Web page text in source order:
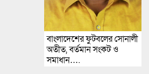
বাংলাদেশের ফুটবলের সোনালী
অতীত, বর্তমান সংকট ও
সমাধান….